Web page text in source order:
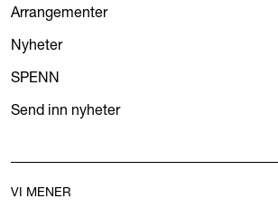
Arrangementer
Nyheter
SPENN
Send inn nyheter
VI MENER